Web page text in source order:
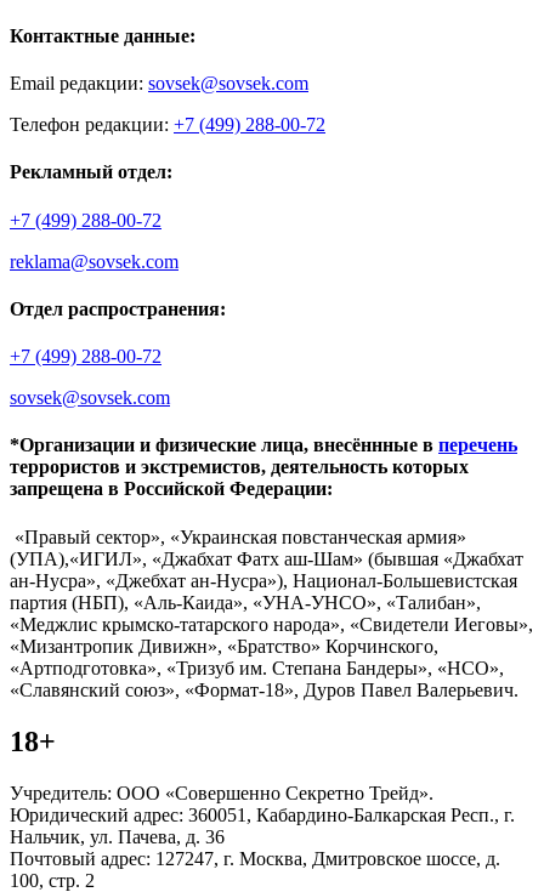
Контактные данные:
Email редакции: sovsek@sovsek.com
Телефон редакции: +7 (499) 288-00-72
Рекламный отдел:
+7 (499) 288-00-72
reklama@sovsek.com
Отдел распространения:
+7 (499) 288-00-72
sovsek@sovsek.com
*Организации и физические лица, внесённные в перечень
террористов и экстремистов, деятельность которых
запрещена в Российской Федерации:
«Правый сектор», «Украинская повстанческая армия»
(УПА),«ИГИЛ», «Джабхат Фатх аш-Шам» (бывшая «Джабхат
ан-Нусра», «Джебхат ан-Нусра»), Национал-Большевистская
партия (НБП), «Аль-Каида», «УНА-УНСО», «Талибан»,
«Меджлис крымско-татарского народа», «Свидетели Иеговы»,
«Мизантропик Дивижн», «Братство» Корчинского,
«Артподготовка», «Тризуб им. Степана Бандеры», «НСО»,
«Славянский союз», «Формат-18», Дуров Павел Валерьевич.
18+
Учредитель: ООО «Совершенно Секретно Трейд».
Юридический адрес: 360051, Кабардино-Балкарская Респ., г.
Нальчик, ул. Пачева, д. 36
Почтовый адрес: 127247, г. Москва, Дмитровское шоссе, д.
100, стр. 2